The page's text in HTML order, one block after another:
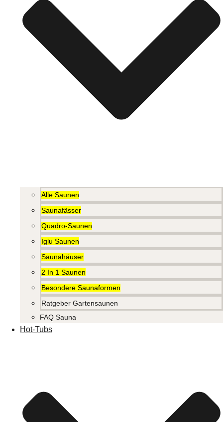
Alle Saunen
Saunafässer
Quadro-Saunen
Iglu Saunen
Saunahäuser
2 In 1 Saunen
Besondere Saunaformen
Ratgeber Gartensaunen
FAQ Sauna
Hot-Tubs